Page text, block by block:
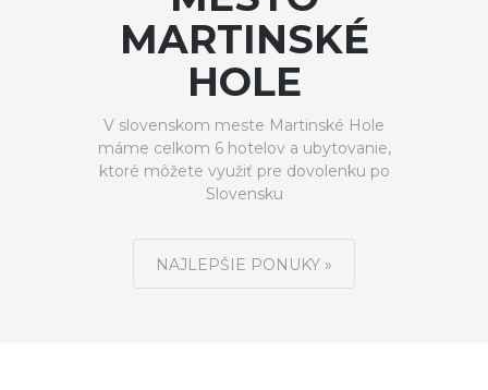
MARTINSKÉ
HOLE
V slovenskom meste Martinské Hole
máme celkom 6 hotelov a ubytovanie,
ktoré môžete využiť pre dovolenku po
Slovensku
NAJLEPŠIE PONUKY »